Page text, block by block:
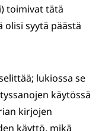
toimivat tätä
olisi syytä päästä
lukiossa se
käytössä
kirjojen
käyttö, mikä